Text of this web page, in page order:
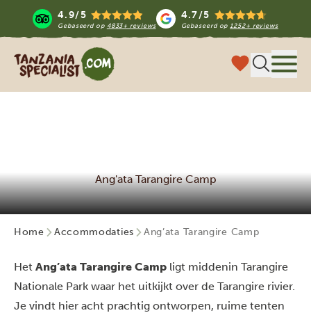
4.9/5
Gebaseerd op 4833+ reviews
4.7/5
Gebaseerd op1252+ reviews
Tanzania Specialist
Ang'ata Tarangire Camp
Home Accommodaties Ang’ata Tarangire Camp
Het Ang’ata Tarangire Camp ligt middenin Tarangire
Nationale Park waar het uitkijkt over de Tarangire rivier.
Je vindt hier acht prachtig ontworpen, ruime tenten